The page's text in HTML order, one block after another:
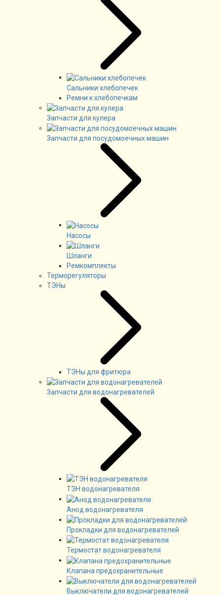
Сальники хлебопечек
Ремни к хлебопечкам
Запчасти для кулера
Запчасти для посудомоечных машин
Насосы
Шланги
Ремкомплекты
Терморегуляторы
ТЭНы
ТЭНы для фритюра
Запчасти для водонагревателей
ТЭН водонагревателя
Анод водонагревателя
Прокладки для водонагревателей
Термостат водонагревателя
Клапана предохранительные
Выключатели для водонагревателей